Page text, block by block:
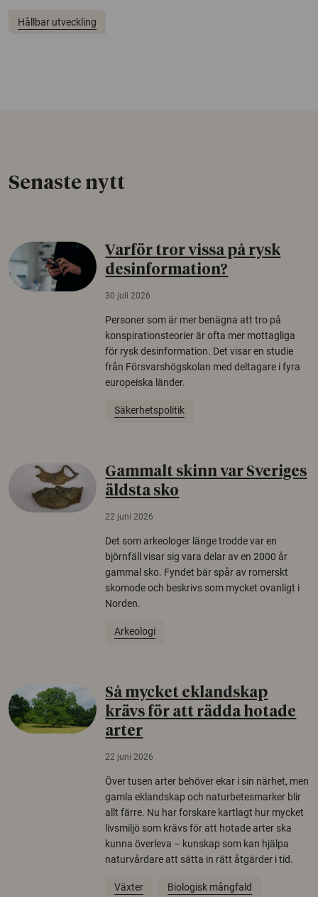
Hållbar utveckling
Senaste nytt
Varför tror vissa på rysk
desinformation?
30 juli 2026
Personer som är mer benägna att tro på
konspirationsteorier är ofta mer mottagliga
för rysk desinformation. Det visar en studie
från Försvarshögskolan med deltagare i fyra
europeiska länder.
Säkerhetspolitik
Gammalt skinn var Sveriges
äldsta sko
22 juni 2026
Det som arkeologer länge trodde var en
björnfäll visar sig vara delar av en 2000 år
gammal sko. Fyndet bär spår av romerskt
skomode och beskrivs som mycket ovanligt i
Norden.
Arkeologi
Så mycket eklandskap
krävs för att rädda hotade
arter
22 juni 2026
Över tusen arter behöver ekar i sin närhet, men
gamla eklandskap och naturbetesmarker blir
allt färre. Nu har forskare kartlagt hur mycket
livsmiljö som krävs för att hotade arter ska
kunna överleva – kunskap som kan hjälpa
naturvårdare att sätta in rätt åtgärder i tid.
Växter Biologisk mångfald